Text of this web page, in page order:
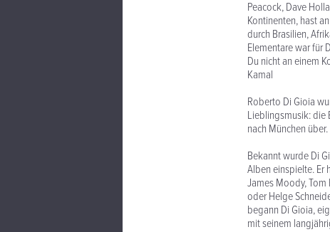
Peacock, Dave
Kontinenten, hast
durch Brasilien,
Elementare war für
Du nicht an einem
Kamal
Roberto Di Gioia
Lieblingsmusik: die
nach München
Bekannt wurde Di
Alben einspielte. Er
James Moody,
oder Helge
begann Di Gioia,
mit seinem